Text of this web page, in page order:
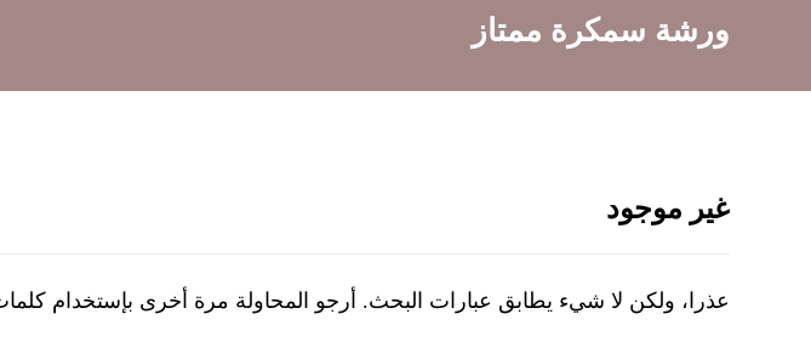
ورشة سمكرة ممتاز
غير موجود
عذرا، ولكن لا شيء يطابق عبارات البحث. أرجو المحاولة مرة أخرى بإستخدام